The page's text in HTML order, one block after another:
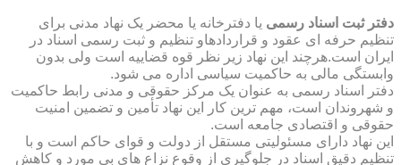
دفتر ثبت اسناد رسمی یا دفترخانه یا محضر یک نهاد مدنی برای
تنظیم حرفه ای عقود و قراردادهاو تنظیم و ثبت رسمی اسناد در
ایران است.هرچند این نهاد زیر نظر قوه قضاییه است ولی بدون
وابستگی مالی به حاکمیت سیاسی اداره می شود.
دفتر اسناد رسمی به عنوان یک مرکز حقوقی و مدنی رابط حاکمیت
و شهروندان است، مهم ترین کار این نهاد تأمین و تضمین امنیت
حقوقی و اقتصادی جامعه است.
این نهاد دارای مسئولیتی مستقل از دولت و قوای حاکم است و با
تنظیم دقیق اسناد در جلوگیری از وقوع نزاع های بی مورد و کاهش